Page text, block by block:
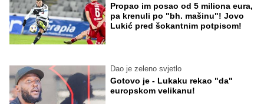
Propao im posao od 5 miliona eura,
pa krenuli po "bh. mašinu"! Jovo
Lukić pred šokantnim potpisom!
Dao je zeleno svjetlo
Gotovo je - Lukaku rekao "da"
europskom velikanu!